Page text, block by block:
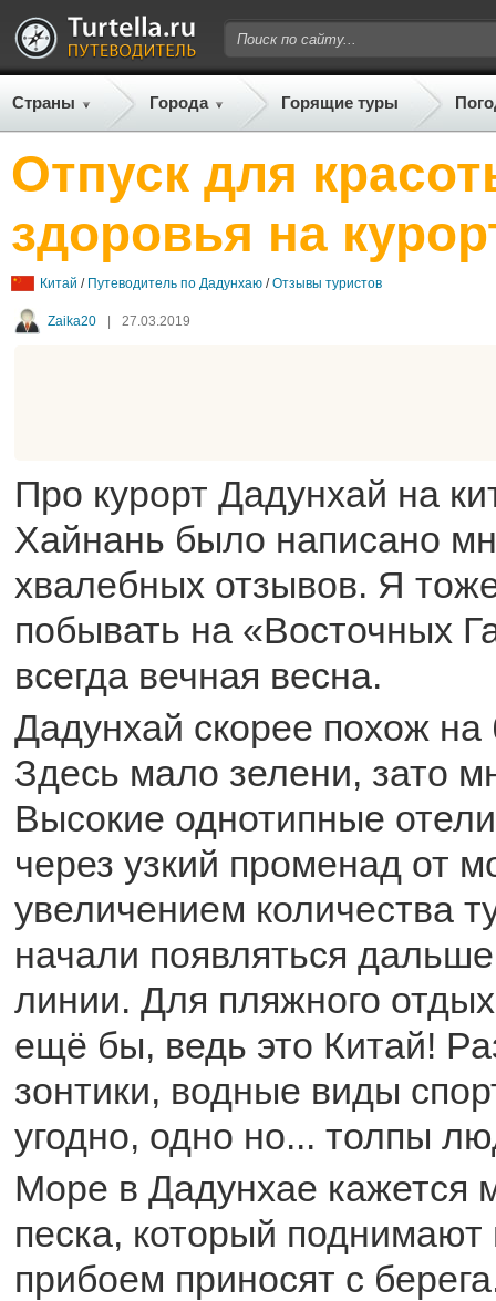
Страны Города Горящие туры
Отпуск для
здоровья на
Китай / Путеводитель по Дадунхаю /Отзывы туристов
Zaika20 | 27.03.2019
Про курорт Дадунхай на
Хайнань было написано
хвалебных отзывов. Я
побывать на «Восточных
всегда вечная весна.
Дадунхай скорее похож
Здесь мало зелени, зато
Высокие однотипные
через узкий променад от
увеличением количества
начали появляться
линии. Для пляжного
ещё бы, ведь это Китай!
зонтики, водные виды
угодно, одно но... толпы
Море в Дадунхае кажется
песка, который
прибоем приносят с